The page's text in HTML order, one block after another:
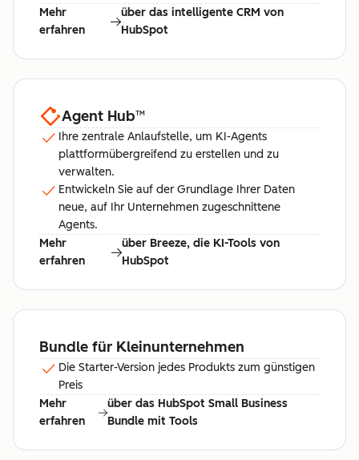
Mehr
erfahren
über das intelligente CRM von
HubSpot
Agent Hub™
Ihre zentrale Anlaufstelle, um KI-Agents
plattformübergreifend zu erstellen und zu
verwalten.
Entwickeln Sie auf der Grundlage Ihrer Daten
neue, auf Ihr Unternehmen zugeschnittene
Agents.
Mehr
erfahren
über Breeze, die KI-Tools von
HubSpot
Bundle für Kleinunternehmen
Die Starter-Version jedes Produkts zum günstigen
Preis
Mehr
erfahren
über das HubSpot Small Business
Bundle mit Tools